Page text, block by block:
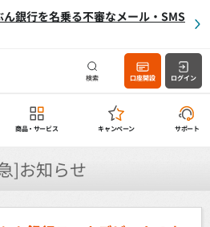
銀行を名乗る不審なメール・SMS
検索 口座開設 ログイン
商品・サービス キャンペーン サポート
]お知らせ